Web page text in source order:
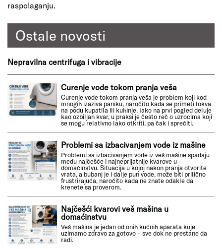
raspolaganju.
Ostale novosti
Nepravilna centrifuga i vibracije
Curenje vode tokom pranja veša
Curenje vode tokom pranja veša je problem koji kod
mnogih izaziva paniku, naročito kada se primeti lokva
na podu kupatila ili kuhinje. Iako na prvi pogled deluje
kao ozbiljan kvar, u praksi je često reč o uzrocima koji
se mogu relativno lako otkriti, pa čak i sprečiti.
Problemi sa izbacivanjem vode iz mašine
Problemi sa izbacivanjem vode iz veš mašine spadaju
među najčešće i najneprijatnije kvarove u
domaćinstvu. Situacija u kojoj nakon pranja otvorite
vrata, a bubanj je i dalje pun vode, može biti prilično
frustrirajuća, naročito kada ne znate odakle da
krenete sa proverom.
Najčešći kvarovi veš mašina u
domaćinstvu
Veš mašina je jedan od onih kućnih aparata koje
uzimamo zdravo za gotovo – sve dok ne prestane da
radi.